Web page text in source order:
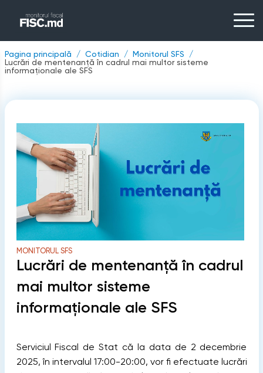
Pagina principală Cotidian
Monitorul SFS
Lucrări de mentenanță în cadrul mai multor sisteme
informaționale ale SFS
MONITORUL SFS
Lucrări de mentenanță în cadrul
mai multor sisteme
informaționale ale SFS
Serviciul Fiscal de Stat că la data de 2 decembrie
2025, în intervalul 17:00-20:00, vor fi efectuate lucrări